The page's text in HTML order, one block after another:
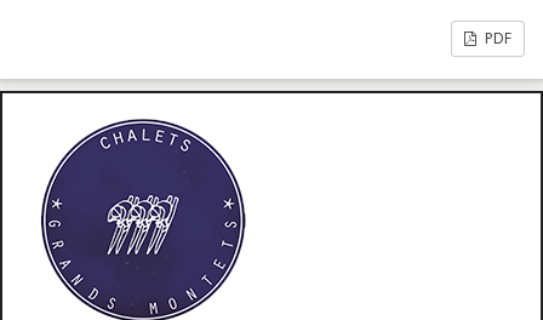
PDF